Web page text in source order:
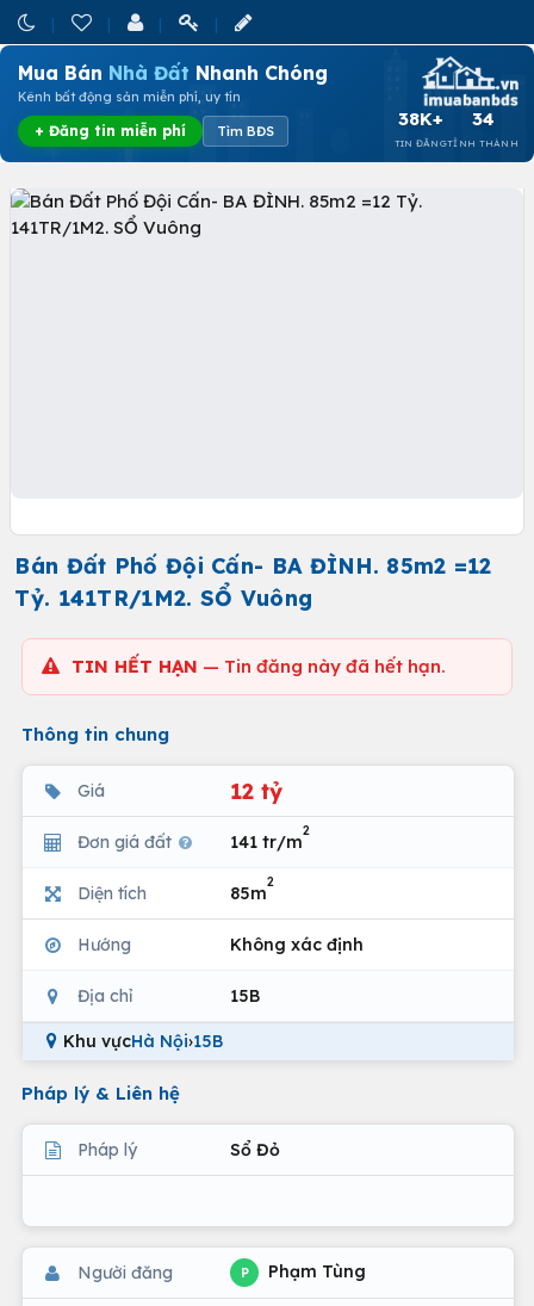
Mua Bán Nhà Đất Nhanh Chóng
Kênh bất động sản miễn phí, uy tín
+ Đăng tin miễn phí Tìm BĐS
38K+
TIN ĐĂNG
34
TỈNH THÀNH
Bán Đất Phố Đội Cấn- BA ĐÌNH. 85m2 =12
Tỷ. 141TR/1M2. SỔ Vuông
TIN HẾT HẠN — Tin đăng này đã hết hạn.
Thông tin chung
Giá 12 tỷ
Đơn giá đất 141 tr/m
2
Diện tích 85m
2
Hướng Không xác định
Địa chỉ 15B
Khu vựcHà Nội›15B
Pháp lý & Liên hệ
Pháp lý Sổ Đỏ
Người đăng P Phạm Tùng